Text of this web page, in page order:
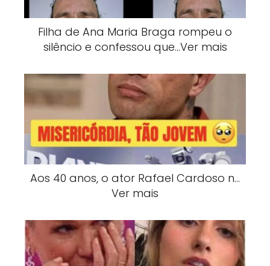
Filha de Ana Maria Braga rompeu o
silêncio e confessou que…Ver mais
Aos 40 anos, o ator Rafael Cardoso n…
Ver mais